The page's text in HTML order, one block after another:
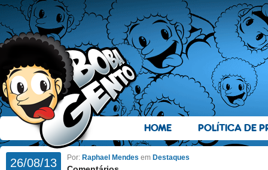
HOME POLÍTICA DE
26/08/13 Por: Raphael Mendes em Destaques